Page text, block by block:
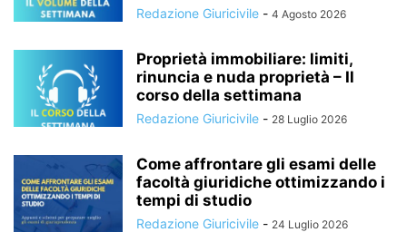
Redazione Giuricivile - 4 Agosto 2026
Proprietà immobiliare: limiti,
rinuncia e nuda proprietà – Il
corso della settimana
Redazione Giuricivile - 28 Luglio 2026
Come affrontare gli esami delle
facoltà giuridiche ottimizzando i
tempi di studio
Redazione Giuricivile - 24 Luglio 2026